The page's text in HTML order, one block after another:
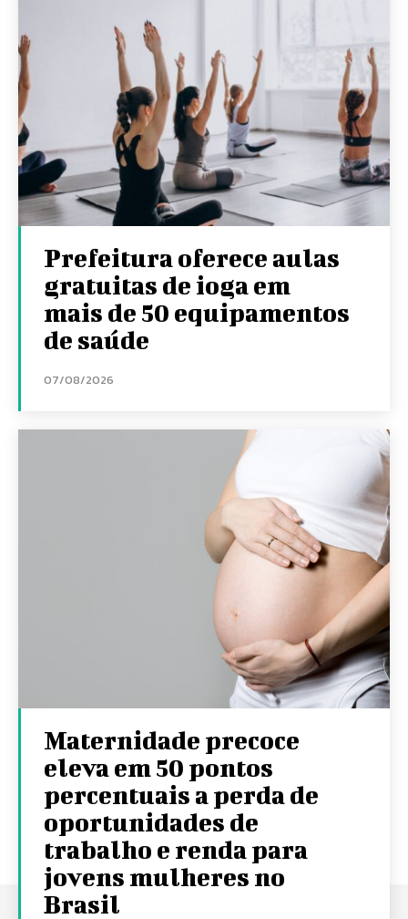
Prefeitura oferece aulas
gratuitas de ioga em
mais de 50 equipamentos
de saúde
07/08/2026
Maternidade precoce
eleva em 50 pontos
percentuais a perda de
oportunidades de
trabalho e renda para
jovens mulheres no
Brasil